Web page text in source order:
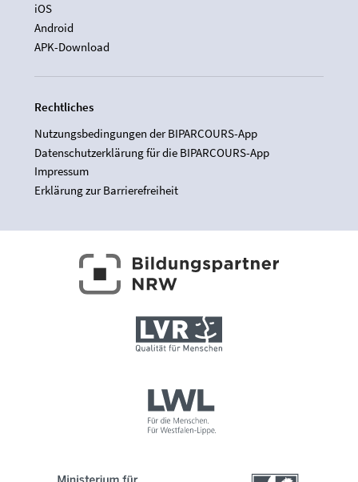
iOS
Android
APK-Download
Rechtliches
Nutzungsbedingungen der BIPARCOURS-App
Datenschutzerklärung für die BIPARCOURS-App
Impressum
Erklärung zur Barrierefreiheit